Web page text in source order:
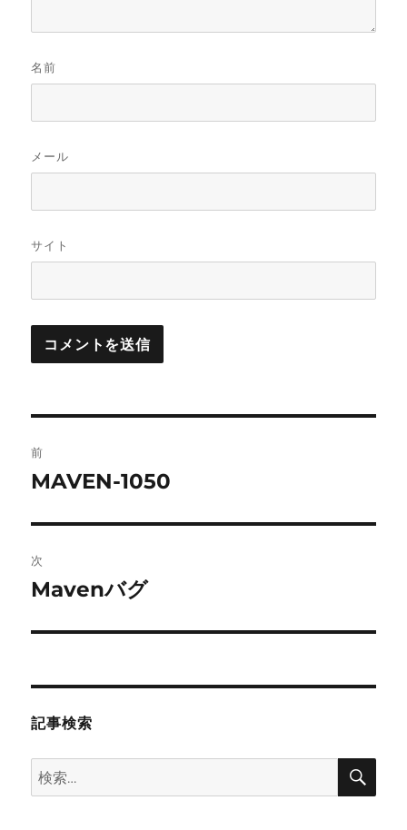
名前
メール
サイト
稿
ビ
ゲ
ー
前
前
投
稿:
MAVEN-1050
次
次
投
Mavenバグ
記事検索
検
索:
検